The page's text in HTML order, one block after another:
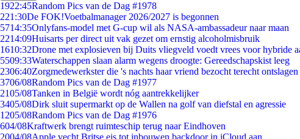
1922:45Random Pics van de Dag #1978
221:30De FOK!Voetbalmanager 2026/2027 is begonnen
5714:35Onlyfans-model met G-cup wil als NASA-ambassadeur naar maan
2214:09Huisarts per direct uit vak gezet om ernstig alcoholmisbruik
1610:32Drone met explosieven bij Duits vliegveld voedt vrees voor hybride
5509:33Waterschappen slaan alarm wegens droogte: Gereedschapskist leeg
2306:40Zorgmedewerkster die 's nachts haar vriend bezocht terecht ontslagen
3706/08Random Pics van de Dag #1977
2105/08Tanken in België wordt nóg aantrekkelijker
3405/08Dirk sluit supermarkt op de Wallen na golf van diefstal en agressie
1205/08Random Pics van de Dag #1976
604/08Kraftwerk brengt ruimteschip terug naar Eindhoven
2004/08Apple vecht Britse eis tot inbouwen backdoor in iCloud aan